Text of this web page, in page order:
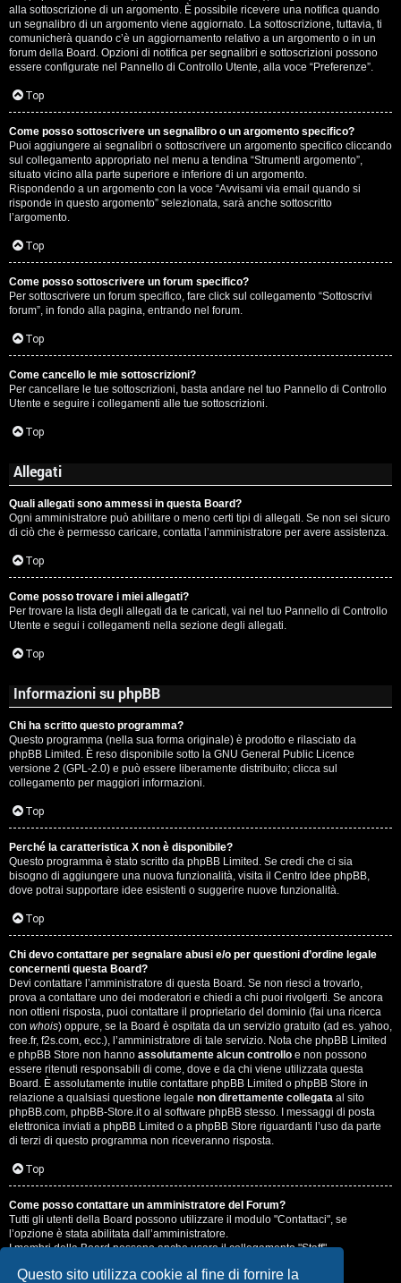
Questo sito utilizza cookie al fine di fornire la
alla sottoscrizione di un argomento. È possibile ricevere una notifica quando
un segnalibro di un argomento viene aggiornato. La sottoscrizione, tuttavia, ti
comunicherà quando c’è un aggiornamento relativo a un argomento o in un
forum della Board. Opzioni di notifica per segnalibri e sottoscrizioni possono
essere configurate nel Pannello di Controllo Utente, alla voce “Preferenze”.
Top
Come posso sottoscrivere un segnalibro o un argomento specifico?
Puoi aggiungere ai segnalibri o sottoscrivere un argomento specifico cliccando
sul collegamento appropriato nel menu a tendina “Strumenti argomento”,
situato vicino alla parte superiore e inferiore di un argomento.
Rispondendo a un argomento con la voce “Avvisami via email quando si
risponde in questo argomento” selezionata, sarà anche sottoscritto
l’argomento.
Top
Come posso sottoscrivere un forum specifico?
Per sottoscrivere un forum specifico, fare click sul collegamento “Sottoscrivi
forum”, in fondo alla pagina, entrando nel forum.
Top
Come cancello le mie sottoscrizioni?
Per cancellare le tue sottoscrizioni, basta andare nel tuo Pannello di Controllo
Utente e seguire i collegamenti alle tue sottoscrizioni.
Top
Allegati
Quali allegati sono ammessi in questa Board?
Ogni amministratore può abilitare o meno certi tipi di allegati. Se non sei sicuro
di ciò che è permesso caricare, contatta l’amministratore per avere assistenza.
Top
Come posso trovare i miei allegati?
Per trovare la lista degli allegati da te caricati, vai nel tuo Pannello di Controllo
Utente e segui i collegamenti nella sezione degli allegati.
Top
Informazioni su phpBB
Chi ha scritto questo programma?
Questo programma (nella sua forma originale) è prodotto e rilasciato da
phpBB Limited . È reso disponibile sotto la GNU General Public Licence
versione 2 (GPL-2.0) e può essere liberamente distribuito; clicca sul
collegamento per maggiori informazioni.
Top
Perché la caratteristica X non è disponibile?
Questo programma è stato scritto da phpBB Limited. Se credi che ci sia
bisogno di aggiungere una nuova funzionalità, visita il Centro Idee phpBB,
dove potrai supportare idee esistenti o suggerire nuove funzionalità.
Top
Chi devo contattare per segnalare abusi e/o per questioni d’ordine legale
concernenti questa Board?
Devi contattare l’amministratore di questa Board. Se non riesci a trovarlo,
prova a contattare uno dei moderatori e chiedi a chi puoi rivolgerti. Se ancora
non ottieni risposta, puoi contattare il proprietario del dominio (fai una ricerca
con whois) oppure, se la Board è ospitata da un servizio gratuito (ad es. yahoo,
free.fr, f2s.com, ecc.), l’amministratore di tale servizio. Nota che phpBB Limited
e phpBB Store non hanno assolutamente alcun controllo e non possono
essere ritenuti responsabili di come, dove e da chi viene utilizzata questa
Board. È assolutamente inutile contattare phpBB Limited o phpBB Store in
relazione a qualsiasi questione legale non direttamente collegata al sito
phpBB.com, phpBB-Store.it o al software phpBB stesso. I messaggi di posta
elettronica inviati a phpBB Limited o a phpBB Store riguardanti l’uso da parte
di terzi di questo programma non riceveranno risposta.
Top
Come posso contattare un amministratore del Forum?
Tutti gli utenti della Board possono utilizzare il modulo "Contattaci", se
l’opzione è stata abilitata dall’amministratore.
I membri della Board possono anche usare il collegamento "Staff".
Top